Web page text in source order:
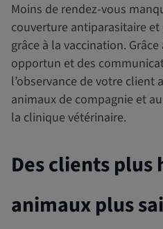
Moins de rendez-vous
couverture antiparasitaire
grâce à la vaccination.
opportun et des
l’observance de votre client
animaux de compagnie et
la clinique vétérinaire.
Des clients plus
animaux plus